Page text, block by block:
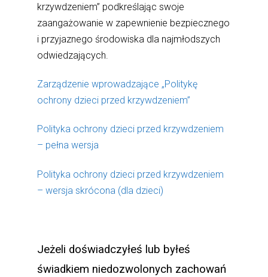
krzywdzeniem” podkreślając swoje
zaangażowanie w zapewnienie bezpiecznego
i przyjaznego środowiska dla najmłodszych
odwiedzających.
Zarządzenie wprowadzające „Politykę
ochrony dzieci przed krzywdzeniem”
Polityka ochrony dzieci przed krzywdzeniem
– pełna wersja
Polityka ochrony dzieci przed krzywdzeniem
– wersja skrócona (dla dzieci)
Jeżeli doświadczyłeś lub byłeś
świadkiem niedozwolonych zachowań